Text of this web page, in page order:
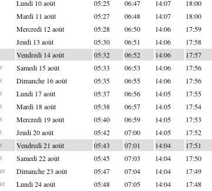
Lundi 10 août 05:25 06:47 14:07 18:00
Mardi 11 août 05:27 06:48 14:07 18:00
Mercredi 12 août 05:28 06:50 14:06 17:59
Jeudi 13 août 05:30 06:51 14:06 17:58
Vendredi 14 août 05:32 06:52 14:06 17:57
Samedi 15 août 05:33 06:53 14:06 17:56
Dimanche 16 août 05:35 06:55 14:06 17:56
Lundi 17 août 05:37 06:56 14:05 17:55
Mardi 18 août 05:38 06:57 14:05 17:54
Mercredi 19 août 05:40 06:59 14:05 17:53
Jeudi 20 août 05:42 07:00 14:05 17:52
Vendredi 21 août 05:43 07:01 14:04 17:51
Samedi 22 août 05:45 07:03 14:04 17:50
Dimanche 23 août 05:47 07:04 14:04 17:49
Lundi 24 août 05:48 07:05 14:04 17:48